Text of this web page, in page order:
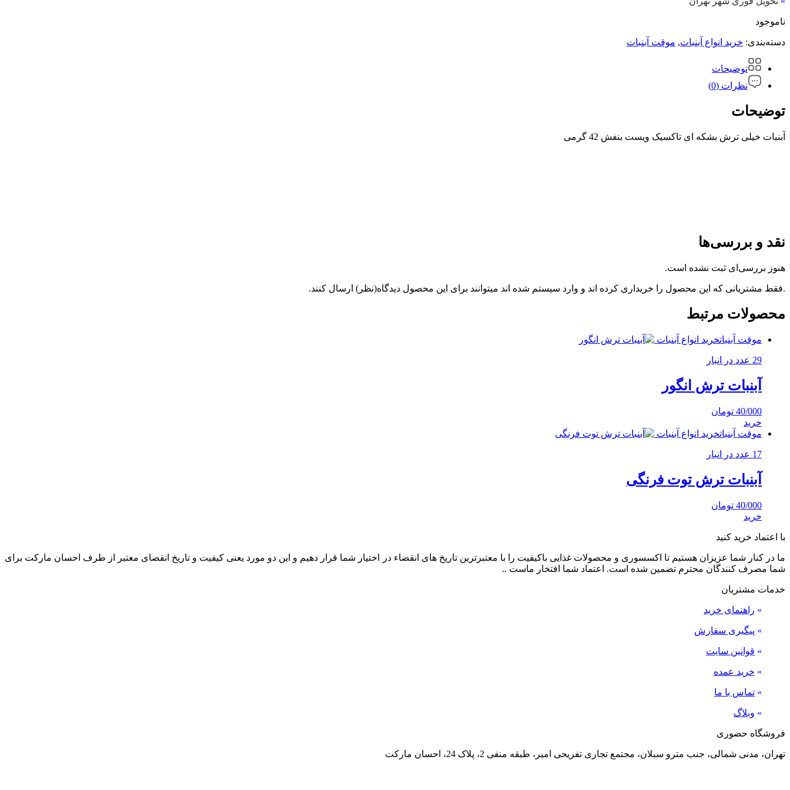
ناموجود
دسته‌بندی: خرید انواع آبنبات, موقت آبنبات
توضیحات
نظرات (0)
توضیحات
آبنبات خیلی ترش بشکه ای تاکسیک ویست بنفش 42 گرمی
نقد و بررسی‌ها
هنوز بررسی‌ای ثبت نشده است.
.فقط مشتریانی که این محصول را خریداری کرده اند و وارد سیستم شده اند میتوانند برای این محصول دیدگاه(نظر) ارسال کنند.
محصولات مرتبط
موقت آبنباتخرید انواع آبنبات
29 عدد در انبار
آبنبات ترش انگور
40/000 تومان
خرید
موقت آبنباتخرید انواع آبنبات
17 عدد در انبار
آبنبات ترش توت فرنگی
40/000 تومان
خرید
با اعتماد خرید کنید
ما در کنار شما عزیزان هستیم تا اکسسوری و محصولات غذایی باکیفیت را با معتبرترین تاریخ های انقضاء در اختیار شما قرار دهیم و این دو مورد یعنی کیفیت و تاریخ انقضای معتبر از طرف احسان مارکت برای
شما مصرف کنندگان محترم تضمین شده است. اعتماد شما افتخار ماست ..
خدمات مشتریان
» راهنمای خرید
» پیگیری سفارش
» قوانین سایت
» خرید عمده
» تماس با ما
» وبلاگ
فروشگاه حضوری
تهران، مدنی شمالی، جنب مترو سبلان، مجتمع تجاری تفریحی امیر، طبقه منفی 2، پلاک 24، احسان مارکت